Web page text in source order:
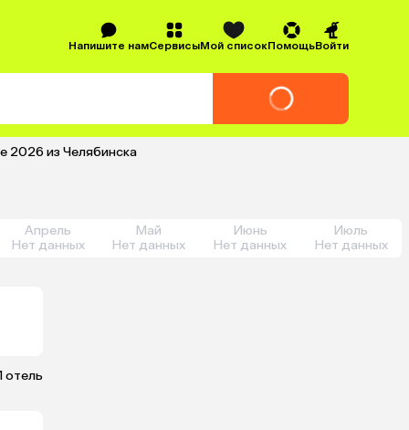
Напишите намСервисыМой списокПомощьВойти
2026 из Челябинска
Апрель
Нет данных
Май
Нет данных
Июнь
Нет данных
Июль
Нет данных
отель